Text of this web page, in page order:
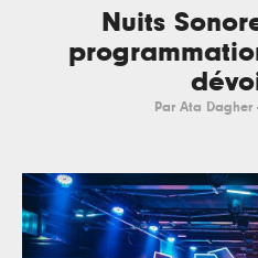
Nuits
Par Ata Dagher